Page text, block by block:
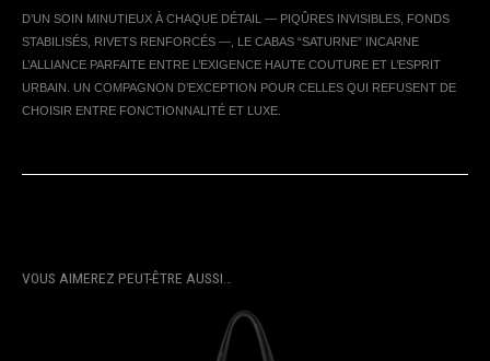
D’UN SOIN MINUTIEUX À CHAQUE DÉTAIL — PIQÛRES INVISIBLES, FONDS
STABILISÉS, RIVETS RENFORCÉS —, LE CABAS “SATURNE” INCARNE
L’ALLIANCE PARFAITE ENTRE L’EXIGENCE HAUTE COUTURE ET L’ESPRIT
URBAIN. UN COMPAGNON D’EXCEPTION POUR CELLES QUI REFUSENT DE
CHOISIR ENTRE FONCTIONNALITÉ ET LUXE.
VOUS AIMEREZ PEUT-ÊTRE AUSSI…